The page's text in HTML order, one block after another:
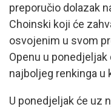
preporučio dolazak
Choinski koji će
osvojenim u svom
Openu u ponedjeljak
najboljeg renkinga u
U ponedjeljak će uz